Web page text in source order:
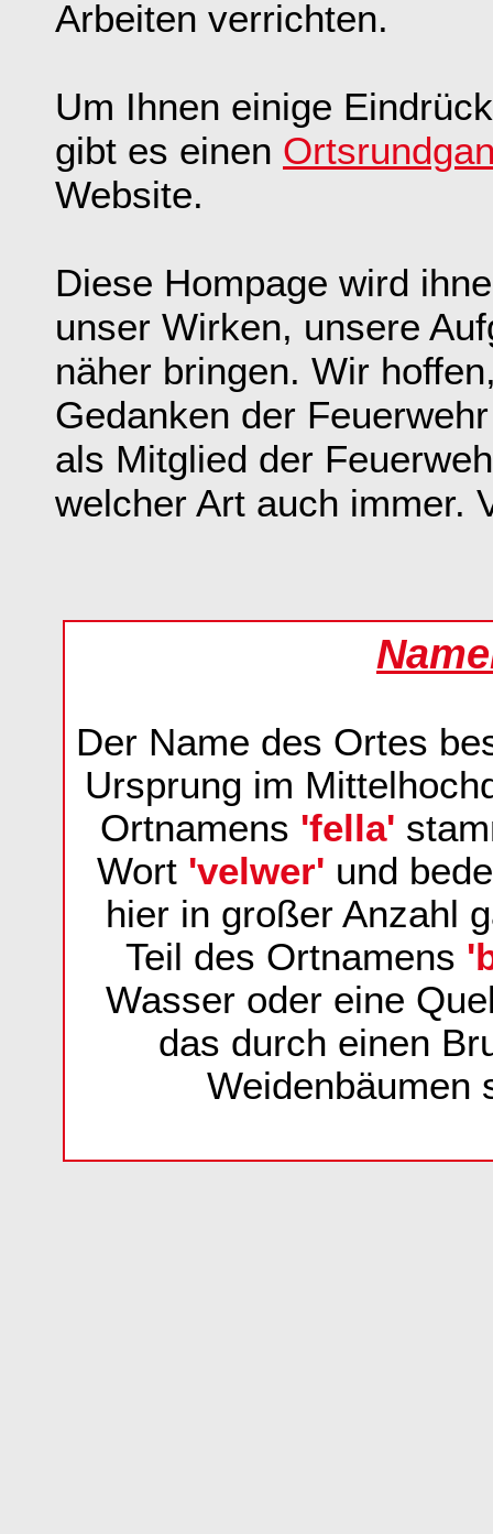
Arbeiten verrichten.
Um Ihnen einige
gibt es einen
Website.
Diese Hompage wird
unser Wirken, unsere
näher bringen. Wir
Gedanken der
als Mitglied der
welcher Art auch immer.
Der Name des Ortes
Ursprung im
Ortnamens 'fella'
Wort 'velwer' und
hier in großer Anzahl
Teil des Ortnamens
Wasser oder eine
das durch einen
Weidenbäumen